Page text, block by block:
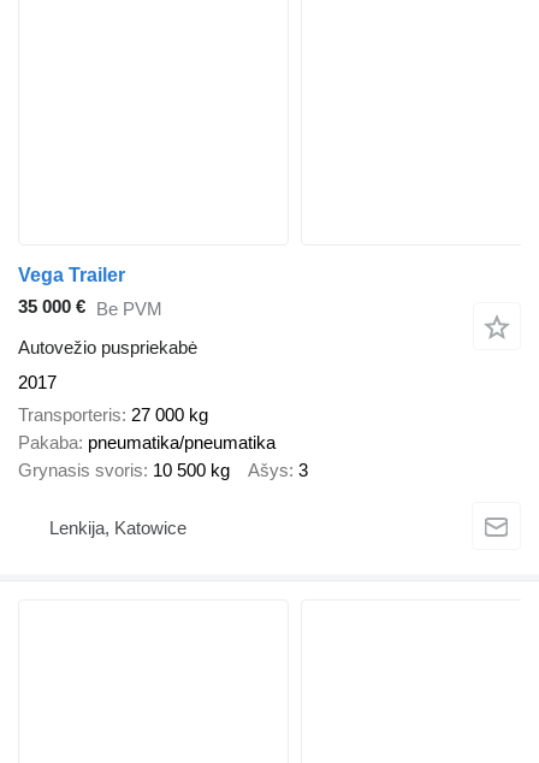
Vega Trailer
35 000 € Be PVM
Autovežio puspriekabė
2017
Transporteris 27 000 kg
Pakaba pneumatika/pneumatika
Grynasis svoris 10 500 kg Ašys 3
Lenkija, Katowice